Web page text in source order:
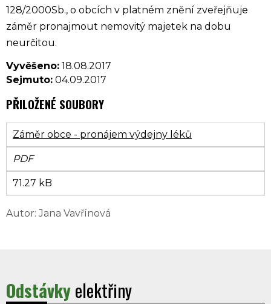
128/2000Sb., o obcích v platném znění zveřejňuje
záměr pronajmout nemovitý majetek na dobu
neurčitou.
Vyvěšeno: 18.08.2017
Sejmuto: 04.09.2017
PŘILOŽENÉ SOUBORY
Záměr obce - pronájem výdejny léků
PDF
71.27 kB
Autor: Jana Vavřínová
Odstávkyelektřiny